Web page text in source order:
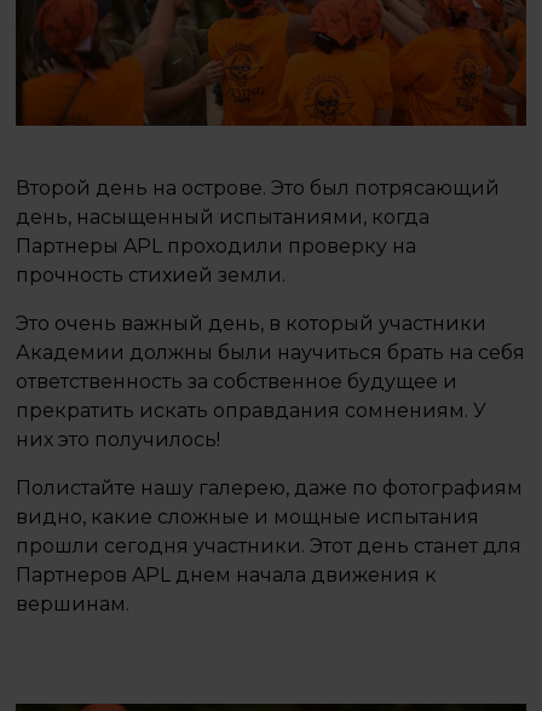
Второй день на острове. Это был потрясающий
день, насыщенный испытаниями, когда
Партнеры APL проходили проверку на
прочность стихией земли.
Это очень важный день, в который участники
Академии должны были научиться брать на себя
ответственность за собственное будущее и
прекратить искать оправдания сомнениям. У
них это получилось!
Полистайте нашу галерею, даже по фотографиям
видно, какие сложные и мощные испытания
прошли сегодня участники. Этот день станет для
Партнеров APL днем начала движения к
вершинам.